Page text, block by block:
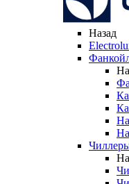
Назад